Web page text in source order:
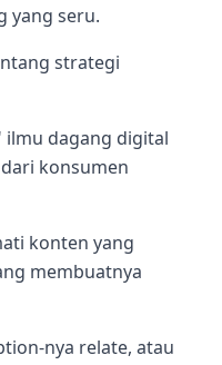
yang seru.
strategi
dagang digital
konsumen
konten yang
membuatnya
nya relate, atau